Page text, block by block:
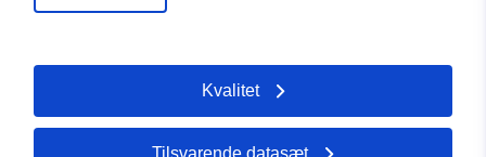
kataloger:
March 2026
Opdateret på data.europa.eu:
25 July 2026
Kvalitet